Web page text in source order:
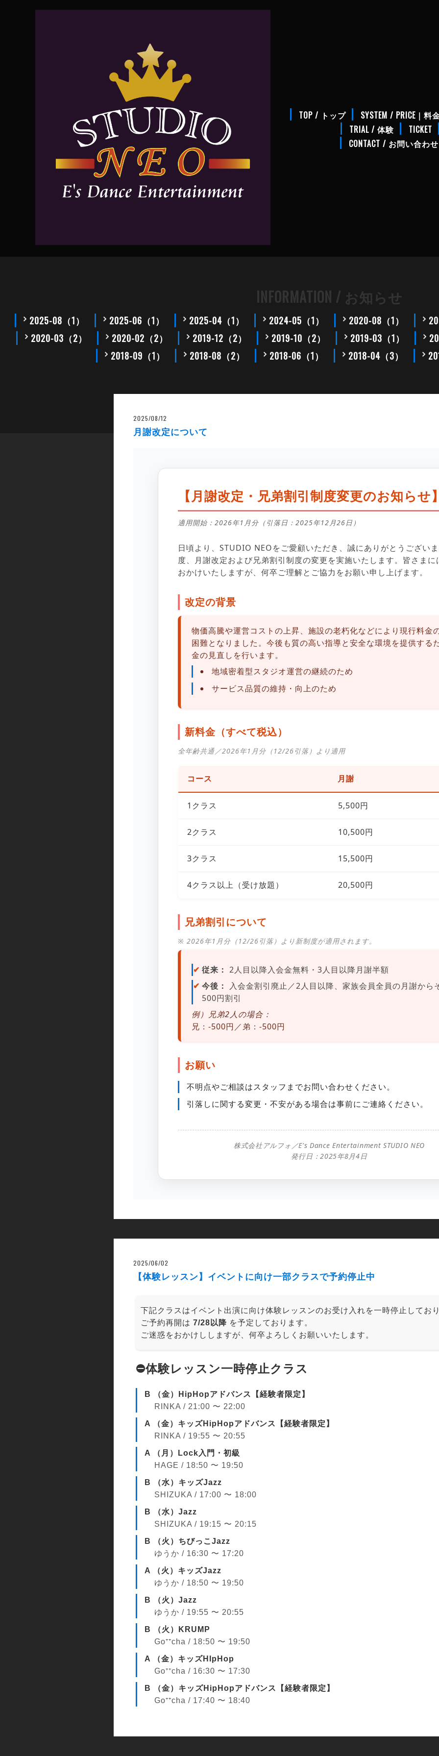
TOP / トップ
SYSTEM / PRICE｜料
TRIAL / 体験
TICKET
CONTACT / お問い合わせ
INFORMATION / お知らせ
2025-08（1） 2025-06（1） 2025-04（1） 2024-05（1） 2020-08（1）
2020-03（2）
2020-02（2） 2019-12（2） 2019-10（2） 2019-03（1）
2018-09（1）
2018-08（2） 2018-06（1） 2018-04（3）
2025/08/12
月謝改定について
【月謝改定・兄弟割引制度変更のお知らせ
適用開始：2026年1月分（引落日：2025年12月26日）
日頃より、STUDIO NEOをご愛顧いただき、誠にありがとうござい
度、月謝改定および兄弟割引制度の変更を実施いたします。皆さまに
おかけいたしますが、何卒ご理解とご協力をお願い申し上げます。
改定の背景
物価高騰や運営コストの上昇、施設の老朽化などにより現行料金
困難となりました。今後も質の高い指導と安全な環境を提供する
金の見直しを行います。
地域密着型スタジオ運営の継続のため
サービス品質の維持・向上のため
新料金（すべて税込）
全年齢共通／2026年1月分（12/26引落）より適用
コース 月謝
1クラス 5,500円
2クラス 10,500円
3クラス 15,500円
4クラス以上（受け放題） 20,500円
兄弟割引について
※ 2026年1月分（12/26引落）より新制度が適用されます。
従来： 2人目以降入会金無料・3人目以降月謝半額
今後：
入会金割引廃止／2人目以降、家族会員全員の月謝から
500円割引
例）兄弟2人の場合：
兄：-500円／弟：-500円
お願い
不明点やご相談はスタッフまでお問い合わせください。
引落しに関する変更・不安がある場合は事前にご連絡ください。
株式会社アルフォ／E's Dance Entertainment STUDIO NEO
発行日：2025年8月4日
2025/06/02
【体験レッスン】イベントに向け一部クラスで予約停止中
下記クラスはイベント出演に向け体験レッスンのお受け入れを一時停止してお
ご予約再開は 7/28以降 を予定しております。
ご迷惑をおかけししますが、何卒よろしくお願いいたします。
⛔体験レッスン一時停止クラス
B （金）HipHopアドバンス【経験者限定】
RINKA / 21:00 〜 22:00
A （金）キッズHipHopアドバンス【経験者限定】
RINKA / 19:55 〜 20:55
A （月）Lock入門・初級
HAGE / 18:50 〜 19:50
B （水）キッズJazz
SHIZUKA / 17:00 〜 18:00
B （水）Jazz
SHIZUKA / 19:15 〜 20:15
B （火）ちびっこJazz
ゆうか / 16:30 〜 17:20
A （火）キッズJazz
ゆうか / 18:50 〜 19:50
B （火）Jazz
ゆうか / 19:55 〜 20:55
B （火）KRUMP
Go⁺⁺cha / 18:50 〜 19:50
A （金）キッズHIpHop
Go⁺⁺cha / 16:30 〜 17:30
B （金）キッズHipHopアドバンス【経験者限定】
Go⁺⁺cha / 17:40 〜 18:40